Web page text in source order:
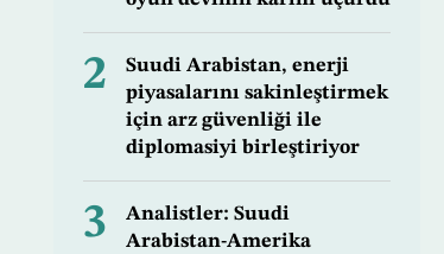
2
Suudi Arabistan, enerji
piyasalarını sakinleştirmek
için arz güvenliği ile
diplomasiyi birleştiriyor
3
Analistler: Suudi
Arabistan-Amerika